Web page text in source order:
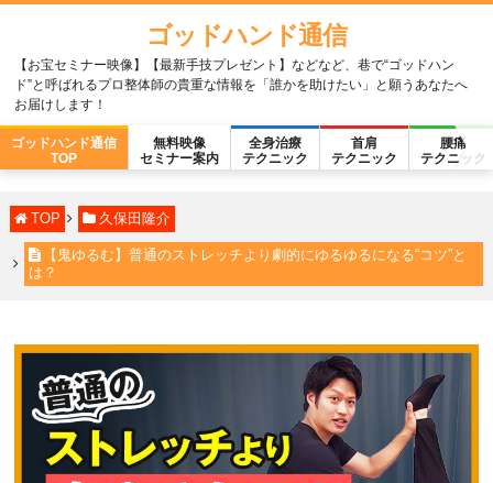
ゴッドハンド通信
【お宝セミナー映像】【最新手技プレゼント】などなど、巷で“ゴッドハン
ド”と呼ばれるプロ整体師の貴重な情報を「誰かを助けたい」と願うあなたへ
お届けします！
ゴッドハンド通信
TOP
無料映像
セミナー案内
全身治療
テクニック
首肩
テクニック
腰痛
テクニック
TOP 久保田隆介
【鬼ゆるむ】普通のストレッチより劇的にゆるゆるになる“コツ”と
は？